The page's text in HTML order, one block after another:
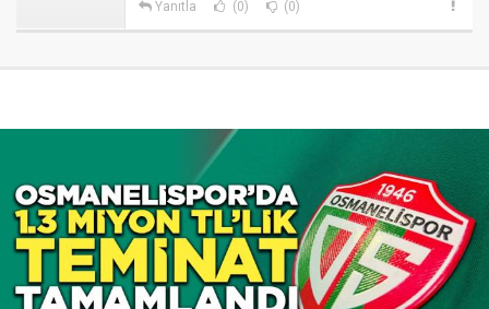
Yanıtla (0) (0)